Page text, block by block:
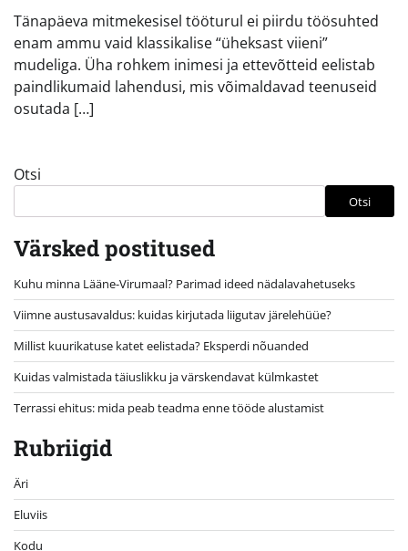
Tänapäeva mitmekesisel tööturul ei piirdu töösuhted
enam ammu vaid klassikalise “üheksast viieni”
mudeliga. Üha rohkem inimesi ja ettevõtteid eelistab
paindlikumaid lahendusi, mis võimaldavad teenuseid
osutada […]
Otsi
Otsi
Värsked postitused
Kuhu minna Lääne-Virumaal? Parimad ideed nädalavahetuseks
Viimne austusavaldus: kuidas kirjutada liigutav järelehüüe?
Millist kuurikatuse katet eelistada? Eksperdi nõuanded
Kuidas valmistada täiuslikku ja värskendavat külmkastet
Terrassi ehitus: mida peab teadma enne tööde alustamist
Rubriigid
Äri
Eluviis
Kodu